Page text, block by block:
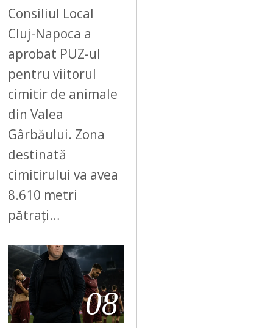
Consiliul Local
Cluj-Napoca a
aprobat PUZ-ul
pentru viitorul
cimitir de animale
din Valea
Gârbăului. Zona
destinată
cimitirului va avea
8.610 metri
pătrați…
08